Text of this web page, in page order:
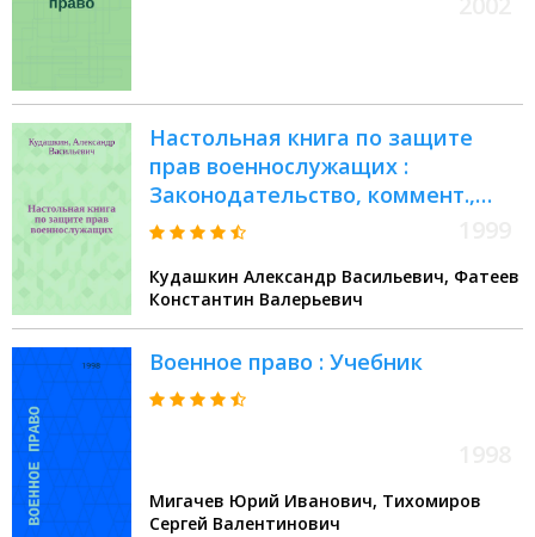
Настольная книга по защите
прав военнослужащих :
Законодательство, коммент.,
образцы док. : Практ. изд
Кудашкин Александр Васильевич, Фатеев
Константин Валерьевич
Военное право : Учебник
Мигачев Юрий Иванович, Тихомиров
Сергей Валентинович